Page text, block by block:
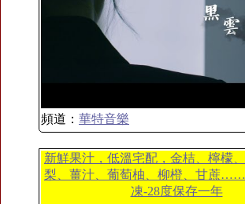
頻道： 華特音樂
新鮮果汁，低溫宅配，金桔、檸檬
梨、薑汁、葡萄柚、柳橙、甘蔗
凍-28度保存一年